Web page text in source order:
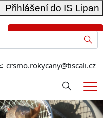
Přihlášení do IS Lipan
Přihlášení do RIS
crsmo.rokycany@tiscali.cz
Hledání